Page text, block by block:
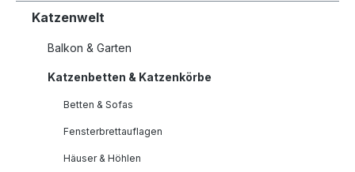
Katzenwelt
Balkon & Garten
Katzenbetten & Katzenkörbe
Betten & Sofas
Fensterbrettauflagen
Häuser & Höhlen